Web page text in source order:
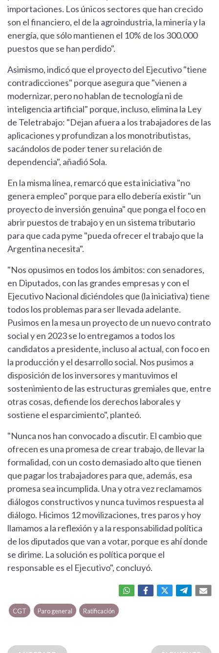
importaciones. Los únicos sectores que han crecido
son el financiero, el de la agroindustria, la minería y la
energía, que sólo mantienen el 10% de los 300.000
puestos que se han perdido".
Asimismo, indicó que el proyecto del Ejecutivo "tiene
contradicciones" porque asegura que "vienen a
modernizar, pero no hablan de tecnología ni de
inteligencia artificial" porque, incluso, elimina la Ley
de Teletrabajo: "Dejan afuera a los trabajadores de las
aplicaciones y profundizan a los monotributistas,
sacándolos de poder tener su relación de
dependencia", añadió Sola.
En la misma línea, remarcó que esta iniciativa "no
genera empleo" porque para ello debería existir "un
proyecto de inversión genuina" que ponga el foco en
abrir puestos de trabajo y en un sistema tributario
para que cada pyme "pueda ofrecer el trabajo que la
Argentina necesita".
"Nos opusimos en todos los ámbitos: con senadores,
en Diputados, con las grandes empresas y con el
Ejecutivo Nacional diciéndoles que (la iniciativa) tiene
todos los problemas para ser llevada adelante.
Pusimos en la mesa un proyecto de un nuevo contrato
social y en 2023 se lo entregamos a todos los
candidatos a presidente, incluso al actual, con foco en
la producción y el desarrollo social. Nos pusimos a
disposición de los inversores y mantuvimos el
sostenimiento de las estructuras gremiales que, entre
otras cosas, defiende los derechos laborales y
sostiene el esparcimiento", planteó.
"Nunca nos han convocado a discutir. El cambio que
ofrecen es una promesa de crear trabajo, de llevar la
formalidad, con un costo demasiado alto que tienen
que pagar los trabajadores para que, además, esa
promesa sea incumplida. Una y otra vez reclamamos
diálogos constructivos y nunca tuvimos respuesta al
diálogo. Hicimos 12 movilizaciones, tres paros y hoy
llamamos a la reflexión y a la responsabilidad política
de los diputados que van a votar, porque es ahí donde
se dirime. La solución es política porque el
responsable es el Ejecutivo", concluyó.
CGT Paro general Ratificación